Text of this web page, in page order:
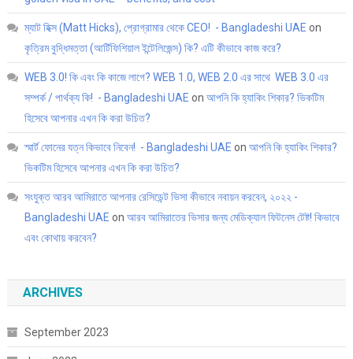
ম্যাট হিক্স (Matt Hicks), প্রোগ্রামার থেকে CEO! - Bangladeshi UAE on
কৃত্রিম বুদ্ধিমত্তা (আর্টিফিশিয়াল ইন্টেলিজেন্স) কি? এটি কীভাবে কাজ করে?
WEB 3.0! কি এবং কি কাজে লাগে? WEB 1.0, WEB 2.0 এর সাথে WEB 3.0 এর
সম্পর্ক / পার্থক্য কি! - Bangladeshi UAE on আপনি কি হ্যাকিং শিকার? ভিকটিম
হিসেবে আপনার এখন কি করা উচিত?
স্মার্ট ফোনের যত্ন কিভাবে নিবেন! - Bangladeshi UAE on আপনি কি হ্যাকিং শিকার?
ভিকটিম হিসেবে আপনার এখন কি করা উচিত?
সংযুক্ত আরব আমিরাতে আপনার রেসিডেন্ট ভিসা কীভাবে নবায়ন করবেন, ২০২২ -
Bangladeshi UAE on আরব আমিরাতের ভিসার জন্য মেডিক্যাল ফিটনেস টেষ্ট! কিভাবে
এবং কোথায় করবেন?
ARCHIVES
September 2023